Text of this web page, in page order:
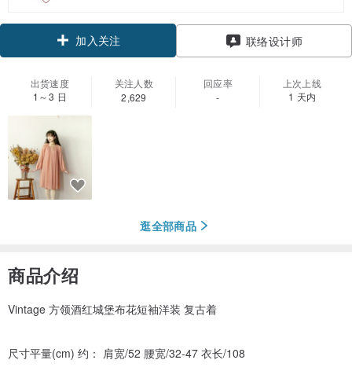
加入关注 联络设计师
出货速度
1～3 日
关注人数
2,629
回应率
-
上次上线
1 天内
逛全部商品
商品介绍
Vintage 方领酒红城堡布花短袖洋装 复古着
尺寸平量(cm) 约： 肩宽/52 腰宽/32-47 衣长/108